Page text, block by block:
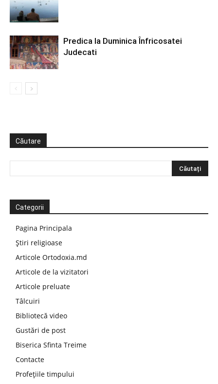
Predica la Duminica Înfricosatei
Judecati
Căutare
Categorii
Pagina Principala
Știri religioase
Articole Ortodoxia.md
Articole de la vizitatori
Articole preluate
Tâlcuiri
Bibliotecă video
Gustări de post
Biserica Sfinta Treime
Contacte
Profețiile timpului